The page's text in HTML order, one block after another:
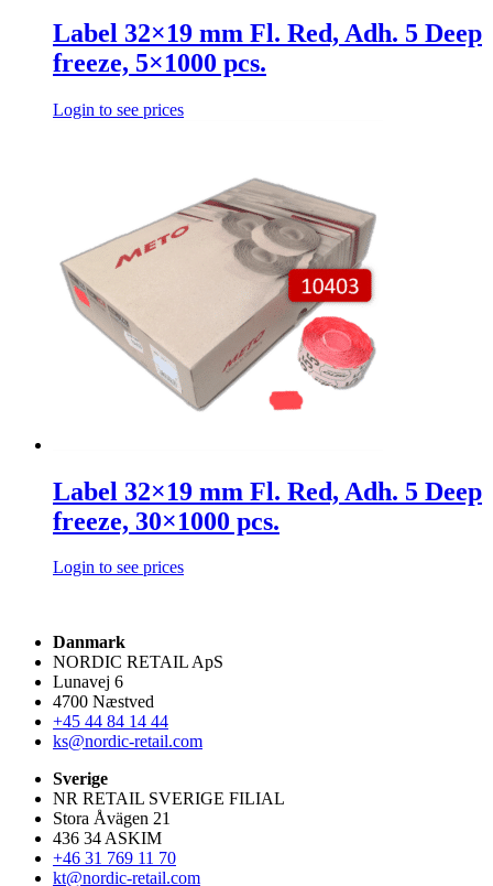
Label 32×19 mm Fl. Red, Adh. 5 Deep
freeze, 5×1000 pcs.
Login to see prices
Label 32×19 mm Fl. Red, Adh. 5 Deep
freeze, 30×1000 pcs.
Login to see prices
Danmark
NORDIC RETAIL ApS
Lunavej 6
4700 Næstved
+45 44 84 14 44
ks@nordic-retail.com
Sverige
NR RETAIL SVERIGE FILIAL
Stora Åvägen 21
436 34 ASKIM
+46 31 769 11 70
kt@nordic-retail.com